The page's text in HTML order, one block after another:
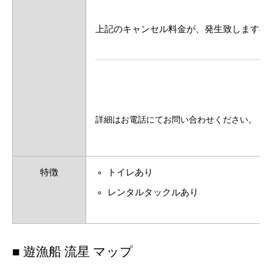
上記のキャンセル料金が、発生致します
詳細はお電話にてお問い合わせください。
特徴 トイレあり
レンタルタックルあり
■ 遊漁船 流星 マップ